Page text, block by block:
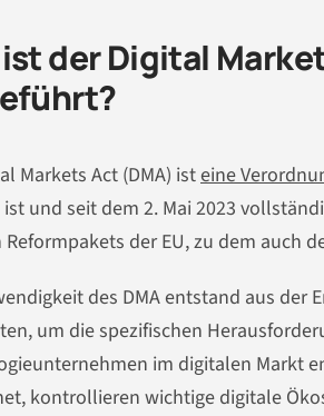
der Digital
Markets Act (DMA) isteine
und seit dem 2. Mai 2023
der EU, zu dem auch
des DMA entstand aus der
um die spezifischen
im digitalen Markt
kontrollieren wichtige digitale